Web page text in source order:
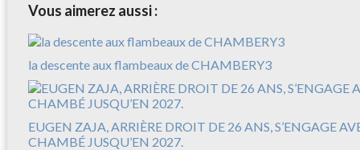
Vous aimerez aussi :
la descente aux flambeaux de CHAMBERY3
EUGEN ZAJA, ARRIÈRE DROIT DE 26 ANS, S’ENGAGE
CHAMBÉ JUSQU’EN 2027.